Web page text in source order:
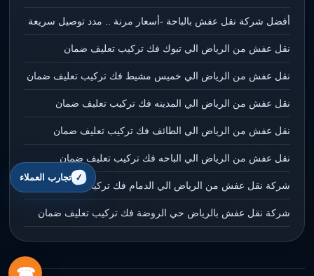
أفضل شركة نقل عفش بالباحة -أسعار مرنة .. مدد توصيل سريعة
نقل عفش من الرياض الي تبوك فك تركيب تعليف ضمان
نقل عفش من الرياض الي خميس مشيط فك تركيب تعليف ضمان
نقل عفش من الرياض الي المدينه فك تركيب تعليف ضمان
نقل عفش من الرياض الي الطائف فك تركيب تعليف ضمان
نقل عفش من الرياض الي الباحه فك تركيب تعليف ضمان
شركة نقل عفش من الرياض الي الدمام فك تركيب تعليف ضمان
شركة نقل عفش بالرياض حي الروضة فك تركيب تعليف ضمان
تجارب العملاء